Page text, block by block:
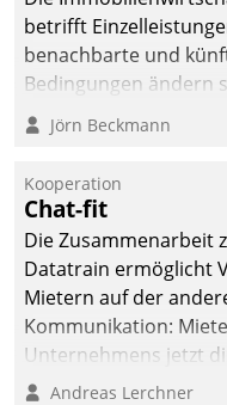
betrifft
benachbarte und
Bedingungen ändern
technisch die
fürs Wachsen öffnen?
Jörn Beckmann
Kooperation
Chat-fit
Die Zusammenarbeit
Datatrain ermöglicht
Mietern auf der
Kommunikation:
Unternehmens jetzt
Mitarbeiter oder
Andreas Lerchner